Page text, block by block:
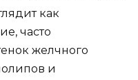
как
часто
желчного
и